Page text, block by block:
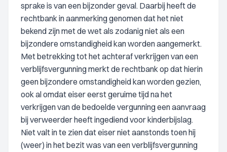
sprake is van een bijzonder geval. Daarbij heeft de
rechtbank in aanmerking genomen dat het niet
bekend zijn met de wet als zodanig niet als een
bijzondere omstandigheid kan worden aangemerkt.
Met betrekking tot het achteraf verkrijgen van een
verblijfsvergunning merkt de rechtbank op dat hierin
geen bijzondere omstandigheid kan worden gezien,
ook al omdat eiser eerst geruime tijd na het
verkrijgen van de bedoelde vergunning een aanvraag
bij verweerder heeft ingediend voor kinderbijslag.
Niet valt in te zien dat eiser niet aanstonds toen hij
(weer) in het bezit was van een verblijfsvergunning